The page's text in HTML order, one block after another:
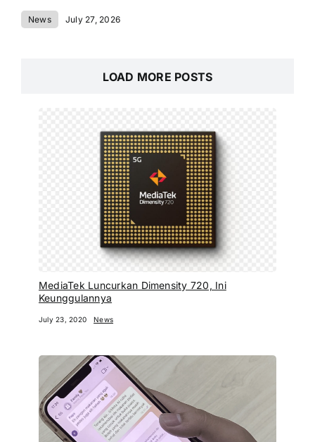
News July 27, 2026
LOAD MORE POSTS
MediaTek Luncurkan Dimensity 720, Ini
Keunggulannya
July 23, 2020 News